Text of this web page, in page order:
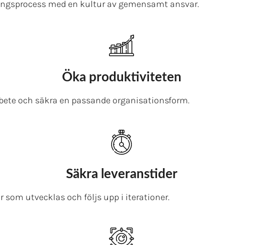
med en kultur av gemensamt ansvar.
Öka produktiviteten
och säkra en passande organisationsform.
Säkra leveranstider
som utvecklas och följs upp i iterationer.